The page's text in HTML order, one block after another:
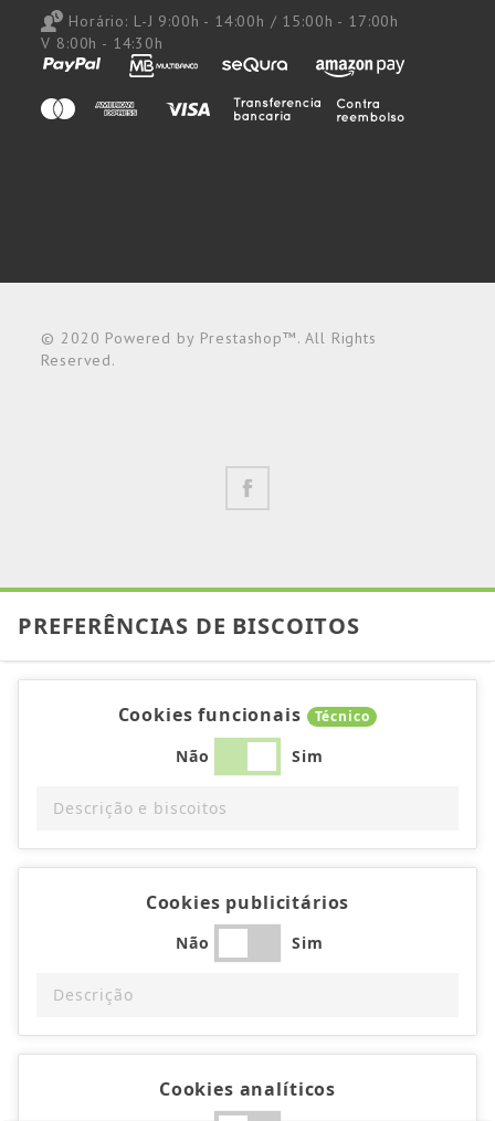
Horário: L-J 9:00h - 14:00h / 15:00h - 17:00h
V 8:00h - 14:30h
© 2020 Powered by Prestashop™. All Rights
Reserved.
PREFERÊNCIAS DE BISCOITOS
Cookies funcionais Técnico
Não Sim
Descrição e biscoitos
Cookies publicitários
Não Sim
Descrição
Cookies analíticos